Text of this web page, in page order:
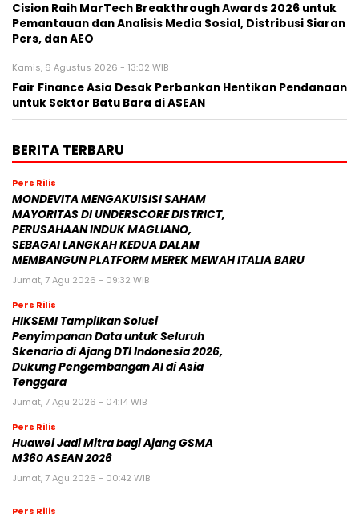
Cision Raih MarTech Breakthrough Awards 2026 untuk
Pemantauan dan Analisis Media Sosial, Distribusi Siaran
Pers, dan AEO
Kamis, 6 Agustus 2026 - 13:02 WIB
Fair Finance Asia Desak Perbankan Hentikan Pendanaan
untuk Sektor Batu Bara di ASEAN
BERITA TERBARU
Pers Rilis
MONDEVITA MENGAKUISISI SAHAM
MAYORITAS DI UNDERSCORE DISTRICT,
PERUSAHAAN INDUK MAGLIANO,
SEBAGAI LANGKAH KEDUA DALAM
MEMBANGUN PLATFORM MEREK MEWAH ITALIA BARU
Jumat, 7 Agu 2026 - 09:32 WIB
Pers Rilis
HIKSEMI Tampilkan Solusi
Penyimpanan Data untuk Seluruh
Skenario di Ajang DTI Indonesia 2026,
Dukung Pengembangan AI di Asia
Tenggara
Jumat, 7 Agu 2026 - 04:14 WIB
Pers Rilis
Huawei Jadi Mitra bagi Ajang GSMA
M360 ASEAN 2026
Jumat, 7 Agu 2026 - 00:42 WIB
Pers Rilis